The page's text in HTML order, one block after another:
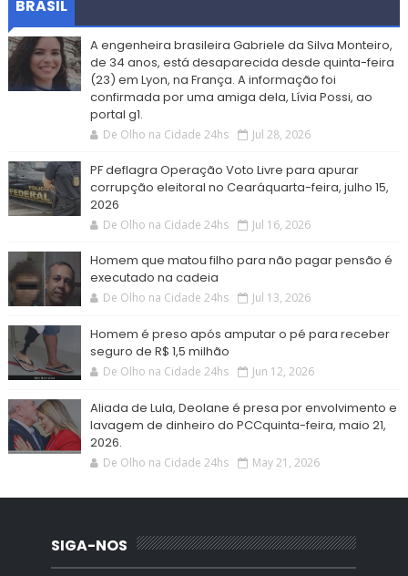
BRASIL
A engenheira brasileira Gabriele da Silva Monteiro,
de 34 anos, está desaparecida desde quinta-feira
(23) em Lyon, na França. A informação foi
confirmada por uma amiga dela, Lívia Possi, ao
portal g1.
De Olho na Cidade 24hs Jul 28, 2026
PF deflagra Operação Voto Livre para apurar
corrupção eleitoral no Cearáquarta-feira, julho 15,
2026
De Olho na Cidade 24hs Jul 16, 2026
Homem que matou filho para não pagar pensão é
executado na cadeia
De Olho na Cidade 24hs Jul 13, 2026
Homem é preso após amputar o pé para receber
seguro de R$ 1,5 milhão
De Olho na Cidade 24hs Jun 12, 2026
Aliada de Lula, Deolane é presa por envolvimento e
lavagem de dinheiro do PCCquinta-feira, maio 21,
2026.
De Olho na Cidade 24hs May 21, 2026
SIGA-NOS